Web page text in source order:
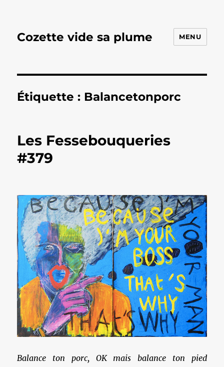
Cozette vide sa plume MENU
Étiquette : Balancetonporc
Les Fessebouqueries
#379
Balance ton porc, OK mais balance ton pied